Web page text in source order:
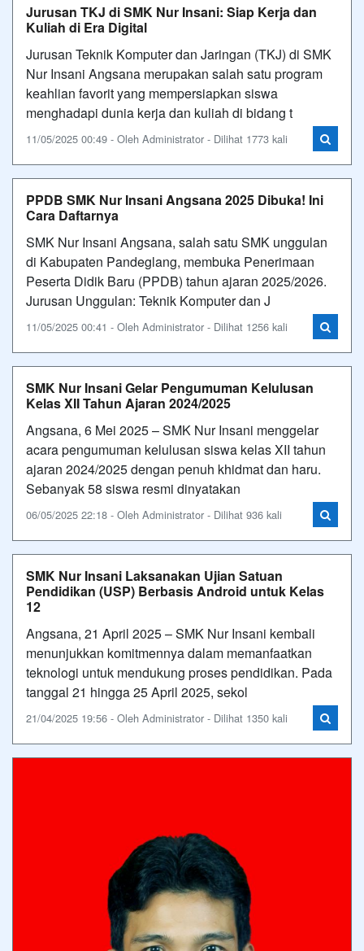
Jurusan TKJ di SMK Nur Insani: Siap Kerja dan
Kuliah di Era Digital
Jurusan Teknik Komputer dan Jaringan (TKJ) di SMK
Nur Insani Angsana merupakan salah satu program
keahlian favorit yang mempersiapkan siswa
menghadapi dunia kerja dan kuliah di bidang t
11/05/2025 00:49 - Oleh Administrator - Dilihat 1773 kali
PPDB SMK Nur Insani Angsana 2025 Dibuka! Ini
Cara Daftarnya
SMK Nur Insani Angsana, salah satu SMK unggulan
di Kabupaten Pandeglang, membuka Penerimaan
Peserta Didik Baru (PPDB) tahun ajaran 2025/2026.
Jurusan Unggulan: Teknik Komputer dan J
11/05/2025 00:41 - Oleh Administrator - Dilihat 1256 kali
SMK Nur Insani Gelar Pengumuman Kelulusan
Kelas XII Tahun Ajaran 2024/2025
Angsana, 6 Mei 2025 – SMK Nur Insani menggelar
acara pengumuman kelulusan siswa kelas XII tahun
ajaran 2024/2025 dengan penuh khidmat dan haru.
Sebanyak 58 siswa resmi dinyatakan
06/05/2025 22:18 - Oleh Administrator - Dilihat 936 kali
SMK Nur Insani Laksanakan Ujian Satuan
Pendidikan (USP) Berbasis Android untuk Kelas
12
Angsana, 21 April 2025 – SMK Nur Insani kembali
menunjukkan komitmennya dalam memanfaatkan
teknologi untuk mendukung proses pendidikan. Pada
tanggal 21 hingga 25 April 2025, sekol
21/04/2025 19:56 - Oleh Administrator - Dilihat 1350 kali